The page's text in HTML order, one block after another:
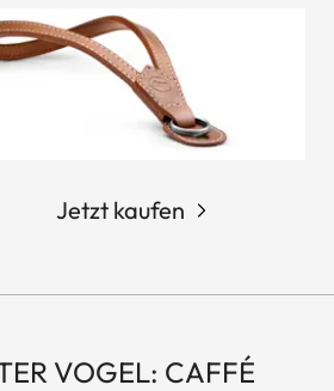
Jetzt kaufen
VOGEL: CAFFÉ